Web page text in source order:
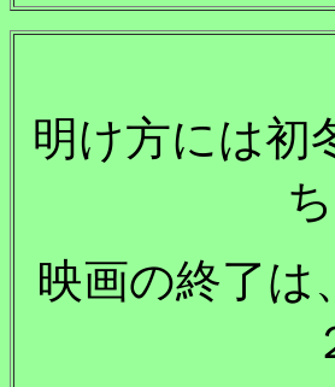
明け方には初
映画の終了は